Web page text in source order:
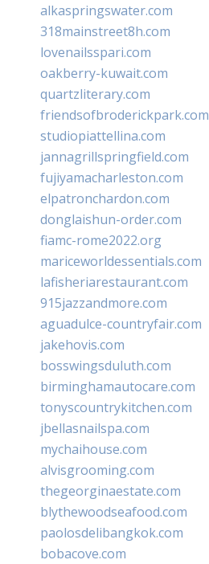
alkaspringswater.com
318mainstreet8h.com
lovenailsspari.com
oakberry-kuwait.com
quartzliterary.com
friendsofbroderickpark.com
studiopiattellina.com
jannagrillspringfield.com
fujiyamacharleston.com
elpatronchardon.com
donglaishun-order.com
fiamc-rome2022.org
mariceworldessentials.com
lafisheriarestaurant.com
915jazzandmore.com
aguadulce-countryfair.com
jakehovis.com
bosswingsduluth.com
birminghamautocare.com
tonyscountrykitchen.com
jbellasnailspa.com
mychaihouse.com
alvisgrooming.com
thegeorginaestate.com
blythewoodseafood.com
paolosdelibangkok.com
bobacove.com